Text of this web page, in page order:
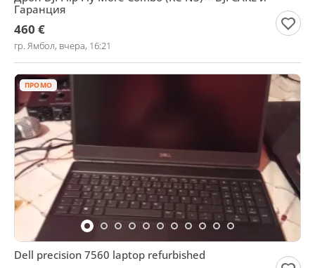
Гаранция
460 €
гр. Ямбол, вчера, 16:21
ПРОМО
Dell precision 7560 laptop refurbished